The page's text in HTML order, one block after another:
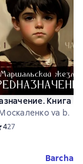
Книга 1.
va b.
рейтинг 4 на
427
Barcha